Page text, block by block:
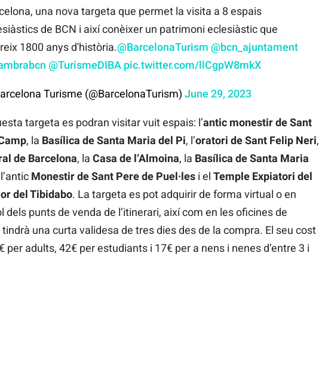
una nova targeta que permet la visita a 8 espais
de BCN i així conèixer un patrimoni eclesiàstic que
1800 anys d'història.@BarcelonaTurism @bcn_ajuntament
@TurismeDIBA pic.twitter.com/llCgpW8mkX
Turisme (@BarcelonaTurism) June 29, 2023
targeta es podran visitar vuit espais: l’antic monestir de Sant
, la Basílica de Santa Maria del Pi, l’oratori de Sant Felip Neri,
de Barcelona, la Casa de l’Almoina, la Basílica de Santa Maria
Monestir de Sant Pere de Puel·lesi el Temple Expiatori del
del Tibidabo. La targeta es pot adquirir de forma virtual o en
dels punts de venda de l’itinerari, així com en les oficines de
una curta validesa de tres dies des de la compra. El seu cost
per adults, 42€ per estudiants i 17€ per a nens i nenes d’entre 3 i